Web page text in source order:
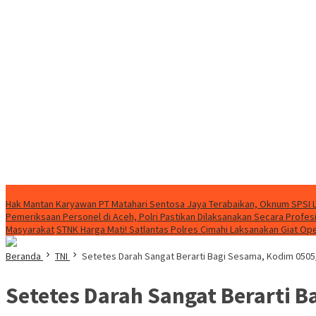
Hak Mantan Karyawan PT Matahari Sentosa Jaya Terabaikan, Oknum SPSI
Pemeriksaan Personel di Aceh, Polri Pastikan Dilaksanakan Secara
MasyarakatSTNK Harga Mati! Satlantas Polres Cimahi Laksanakan Giat
Beranda TNI Setetes Darah Sangat Berarti Bagi Sesama, Kodim
Setetes Darah Sangat Berarti